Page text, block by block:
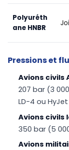
Polyuréth
ane HNBR
Pressions et
Avions civils
207 bar (3
LD-4 ou HyJet
Avions civils
350 bar (5
Avions